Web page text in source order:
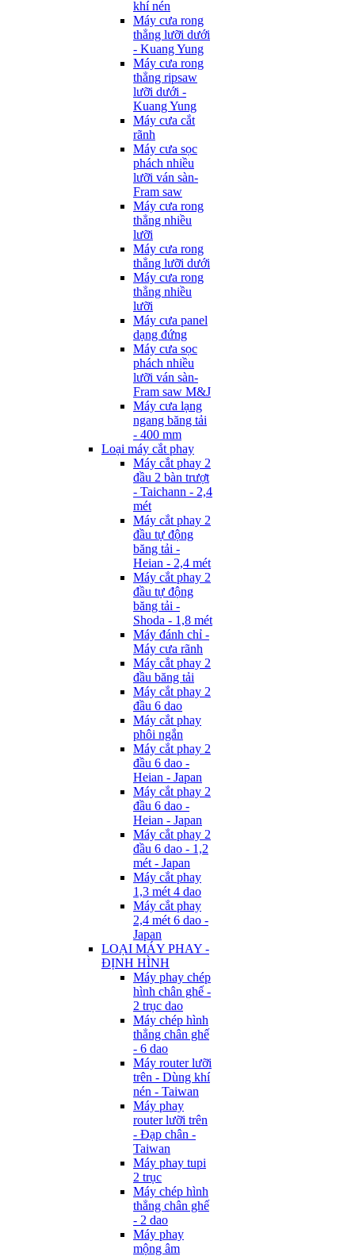
khí nén
Máy cưa rong
thẳng lưỡi dưới
- Kuang Yung
Máy cưa rong
thẳng ripsaw
lưỡi dưới -
Kuang Yung
Máy cưa cắt
rãnh
Máy cưa sọc
phách nhiều
lưỡi ván sàn-
Fram saw
Máy cưa rong
thẳng nhiều
lưỡi
Máy cưa rong
thẳng lưỡi dưới
Máy cưa rong
thẳng nhiều
lưỡi
Máy cưa panel
dạng đứng
Máy cưa sọc
phách nhiều
lưỡi ván sàn-
Fram saw M&J
Máy cưa lạng
ngang băng tải
- 400 mm
Loại máy cắt phay
Máy cắt phay 2
đầu 2 bàn trượt
- Taichann - 2,4
mét
Máy cắt phay 2
đầu tự động
băng tải -
Heian - 2,4 mét
Máy cắt phay 2
đầu tự động
băng tải -
Shoda - 1,8 mét
Máy đánh chỉ -
Máy cưa rãnh
Máy cắt phay 2
đầu băng tải
Máy cắt phay 2
đầu 6 dao
Máy cắt phay
phôi ngắn
Máy cắt phay 2
đầu 6 dao -
Heian - Japan
Máy cắt phay 2
đầu 6 dao -
Heian - Japan
Máy cắt phay 2
đầu 6 dao - 1,2
mét - Japan
Máy cắt phay
1,3 mét 4 dao
Máy cắt phay
2,4 mét 6 dao -
Japan
LOẠI MÁY PHAY -
ĐỊNH HÌNH
Máy phay chép
hình chân ghế -
2 trục dao
Máy chép hình
thẳng chân ghế
- 6 dao
Máy router lưỡi
trên - Dùng khí
nén - Taiwan
Máy phay
router lưỡi trên
- Đạp chân -
Taiwan
Máy phay tupi
2 trục
Máy chép hình
thẳng chân ghế
- 2 dao
Máy phay
mộng âm